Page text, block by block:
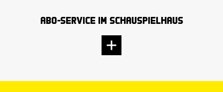
Abo-Service im Schauspielhaus